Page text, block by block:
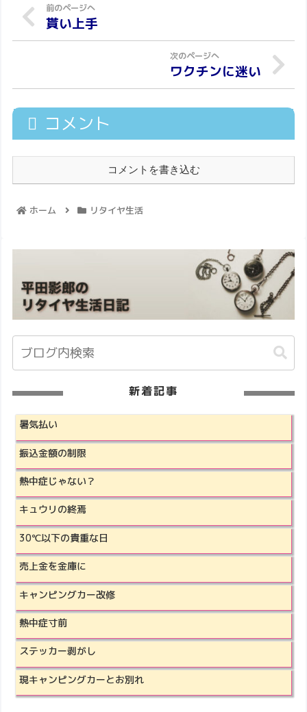
貰い上手
ワクチンに迷い
コメント
コメントを書き込む
ホーム リタイヤ生活
新着記事
暑気払い
振込金額の制限
熱中症じゃない？
キュウリの終焉
30℃以下の貴重な日
売上金を金庫に
キャンピングカー改修
熱中症寸前
ステッカー剥がし
現キャンピングカーとお別れ